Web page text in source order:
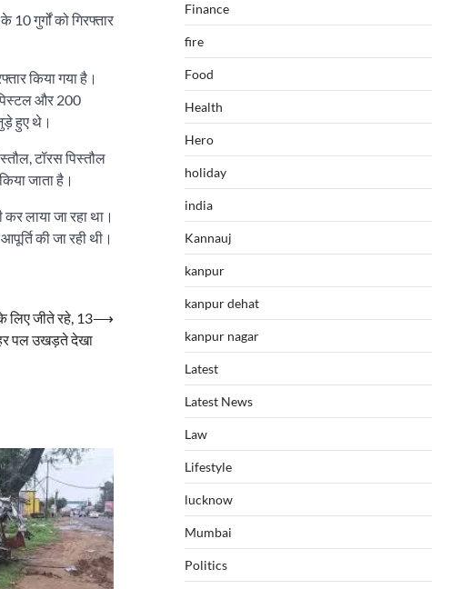
गुर्गों को गिरफ्तार
किया गया है।
पिस्टल और 200
हुए थे।
टॉरस पिस्तौल
जाता है।
लाया जा रहा था।
की जा रही थी।
लिए जीते रहे, 13
पल उखड़ते देखा
⟶
Finance
fire
Food
Health
Hero
holiday
india
Kannauj
kanpur
kanpur dehat
kanpur nagar
Latest
Latest News
Law
Lifestyle
lucknow
Mumbai
Politics